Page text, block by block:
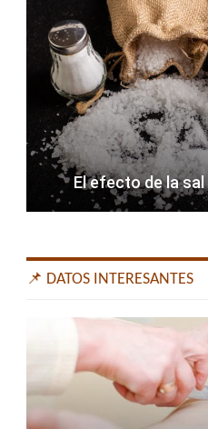
El efecto de la
📌 DATOS INTERESANTES